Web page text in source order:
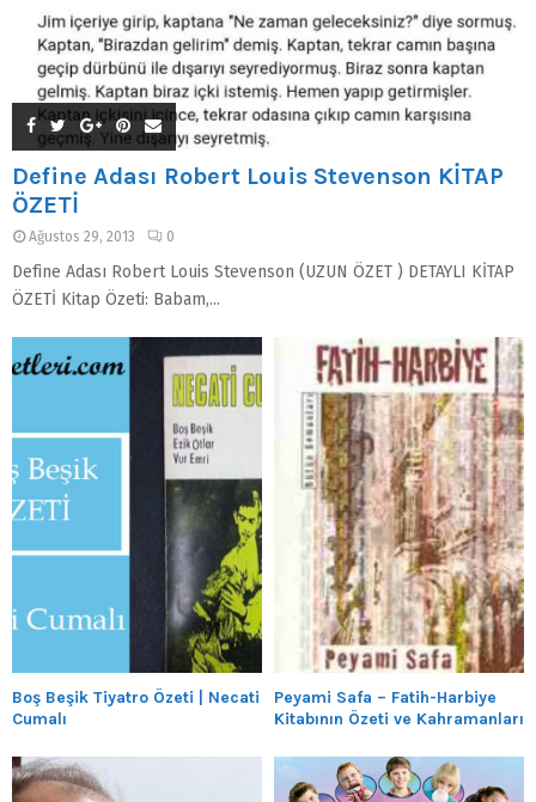
Define Adası Robert Louis Stevenson KİTAP
ÖZETİ
Ağustos 29, 2013 0
Define Adası Robert Louis Stevenson (UZUN ÖZET ) DETAYLI KİTAP
ÖZETİ Kitap Özeti: Babam,...
Boş Beşik Tiyatro Özeti | Necati
Cumalı
Peyami Safa – Fatih-Harbiye
Kitabının Özeti ve Kahramanları